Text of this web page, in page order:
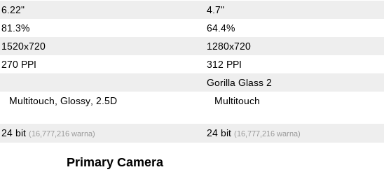
6.22" 4.7"
81.3% 64.4%
1520x720 1280x720
270 PPI 312 PPI
Gorilla Glass 2
Multitouch Glossy 2.5D Multitouch
24 bit (16,777,216 warna) 24 bit (16,777,216 warna)
Primary Camera